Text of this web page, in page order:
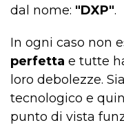
dal nome: "DXP".
In ogni caso non
perfetta e tutte
loro debolezze.
tecnologico e
punto di vista